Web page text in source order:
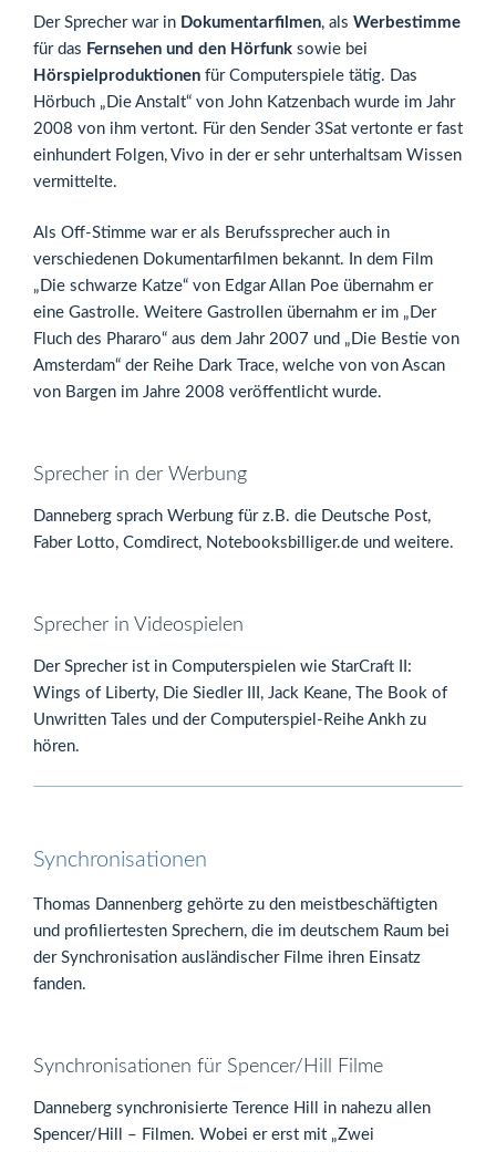
Der Sprecher war in Dokumentarfilmen, als Werbestimme
für das Fernsehen und den Hörfunk sowie bei
Hörspielproduktionen für Computerspiele tätig. Das
Hörbuch „Die Anstalt“ von John Katzenbach wurde im Jahr
2008 von ihm vertont. Für den Sender 3Sat vertonte er fast
einhundert Folgen, Vivo in der er sehr unterhaltsam Wissen
vermittelte.
Als Off-Stimme war er als Berufssprecher auch in
verschiedenen Dokumentarfilmen bekannt. In dem Film
„Die schwarze Katze“ von Edgar Allan Poe übernahm er
eine Gastrolle. Weitere Gastrollen übernahm er im „Der
Fluch des Phararo“ aus dem Jahr 2007 und „Die Bestie von
Amsterdam“ der Reihe Dark Trace, welche von von Ascan
von Bargen im Jahre 2008 veröffentlicht wurde.
Sprecher in der Werbung
Danneberg sprach Werbung für z.B. die Deutsche Post,
Faber Lotto, Comdirect, Notebooksbilliger.de und weitere.
Sprecher in Videospielen
Der Sprecher ist in Computerspielen wie StarCraft II:
Wings of Liberty, Die Siedler III, Jack Keane, The Book of
Unwritten Tales und der Computerspiel-Reihe Ankh zu
hören.
Synchronisationen
Thomas Dannenberg gehörte zu den meistbeschäftigten
und profiliertesten Sprechern, die im deutschem Raum bei
der Synchronisation ausländischer Filme ihren Einsatz
fanden.
Synchronisationen für Spencer/Hill Filme
Danneberg synchronisierte Terence Hill in nahezu allen
Spencer/Hill – Filmen. Wobei er erst mit „Zwei